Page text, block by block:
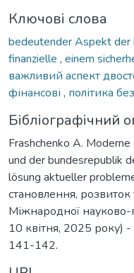
Ключові слова
bedeutender Aspekt der
finanzielle , einem
важливий аспект
фінансові , політика
Бібліографічний
Frashchenko A.
und der bundesrepublik
lösung aktueller
становлення,
Міжнародної науково-
10 квітня, 2025 року)
141-142.